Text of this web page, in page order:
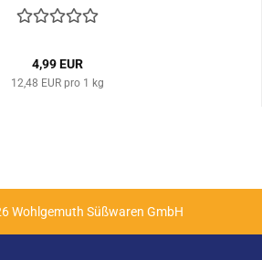
4,99 EUR
12,48 EUR pro 1 kg
Wohlgemuth Süßwaren GmbH